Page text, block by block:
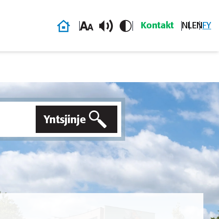
Thús Kontakt NLENFY
Yntsjinje